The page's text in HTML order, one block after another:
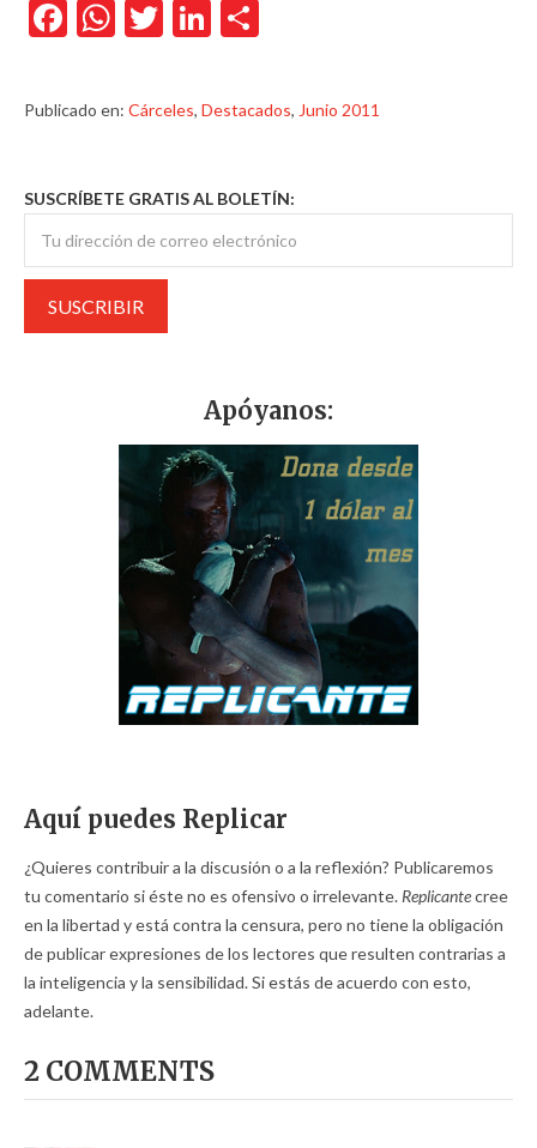
Facebook
WhatsApp
TwitterLinkedIn
Publicado en: Cárceles, Destacados, Junio 2011
SUSCRÍBETE GRATIS AL BOLETÍN:
Apóyanos:
Aquí puedes Replicar
¿Quieres contribuir a la discusión o a la reflexión? Publicaremos
tu comentario si éste no es ofensivo o irrelevante. Replicantecree
en la libertad y está contra la censura, pero no tiene la obligación
de publicar expresiones de los lectores que resulten contrarias a
la inteligencia y la sensibilidad. Si estás de acuerdo con esto,
adelante.
2 COMMENTS